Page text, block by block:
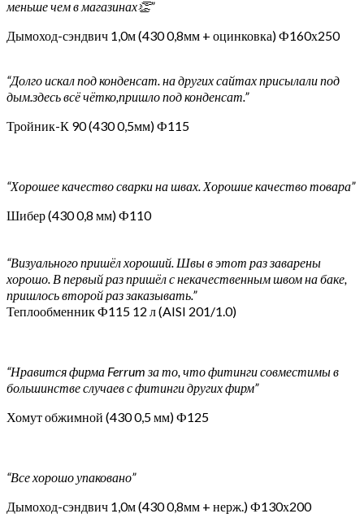
меньше чем в магазинах👏”
Дымоход-сэндвич 1,0м (430 0,8мм + оцинковка) Ф160х250
“Долго искал под конденсат. на других сайтах присылали под
дым.здесь всё чётко,пришло под конденсат.”
Тройник-К 90 (430 0,5мм) Ф115
“Хорошее качество сварки на швах. Хорошие качество товара”
Шибер (430 0,8 мм) Ф110
“Визуального пришёл хороший. Швы в этот раз заварены
хорошо. В первый раз пришёл с некачественным швом на баке,
пришлось второй раз заказывать.”
Теплообменник Ф115 12 л (AISI 201/1.0)
“Нравится фирма Ferrum за то, что фитинги совместимы в
большинстве случаев с фитинги других фирм”
Хомут обжимной (430 0,5 мм) Ф125
“Все хорошо упаковано”
Дымоход-сэндвич 1,0м (430 0,8мм + нерж.) Ф130х200